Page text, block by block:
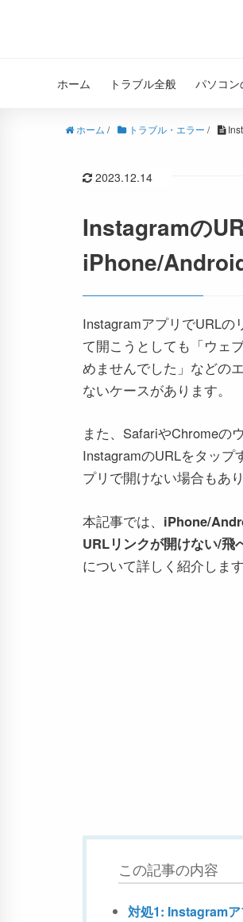
ホーム トラブル全般 パソコ
ホーム / トラブル・エラー /
2023.12.14
Instagramの
iPhone/
InstagramアプリでURLの
て開こうとしても「ウェ
めませんでした」などの
ないケースがあります。
また、SafariやChromeの
InstagramのURLをタップ
プリで開けない場合もあり
本記事では、 iPhone/
URLリンクが開けない/飛
について詳しく紹介します
この記事の内容
対処1: Instagram